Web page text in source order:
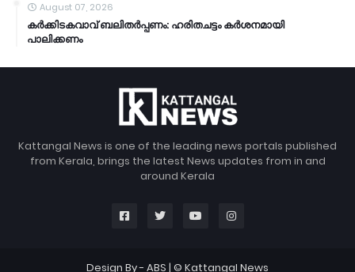
August 07, 2026
കര്‍ക്കിടകവാവ് ബലിതര്‍പ്പണം: ഹരിതചട്ടം കര്‍ശനമായി
പാലിക്കണം
Kattangal News is one of the leading news portals published
from Kerala, brings the latest News updates from in and
around Kerala
Design By - ABS | © Kattangal News